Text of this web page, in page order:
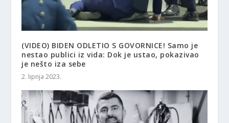
(VIDEO) BIDEN ODLETIO S GOVORNICE! Samo je
nestao publici iz vida: Dok je ustao, pokazivao
je nešto iza sebe
2. lipnja 2023.